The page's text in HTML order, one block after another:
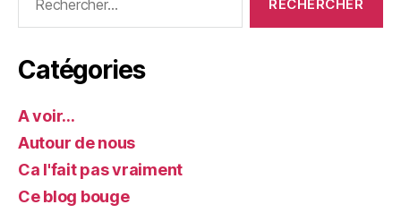
Catégories
A voir…
Autour de nous
Ca l'fait pas vraiment
Ce blog bouge